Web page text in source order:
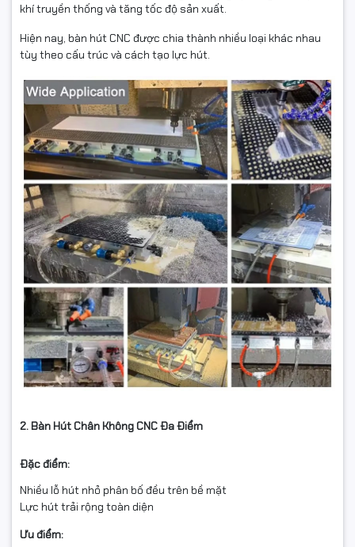
khí truyền thống và tăng tốc độ sản xuất.
Hiện nay, bàn hút CNC được chia thành nhiều loại khác nhau
tùy theo cấu trúc và cách tạo lực hút.
2. Bàn Hút Chân Không CNC Đa Điểm
Đặc điểm:
Nhiều lỗ hút nhỏ phân bố đều trên bề mặt
Lực hút trải rộng toàn diện
Ưu điểm: